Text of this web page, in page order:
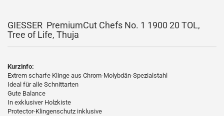
GIESSER PremiumCut Chefs No. 1 1900 20 TOL,
Tree of Life, Thuja
Kurzinfo:
Extrem scharfe Klinge aus Chrom-Molybdän-Spezialstahl
Ideal für alle Schnittarten
Gute Balance
In exklusiver Holzkiste
Protector-Klingenschutz inklusive